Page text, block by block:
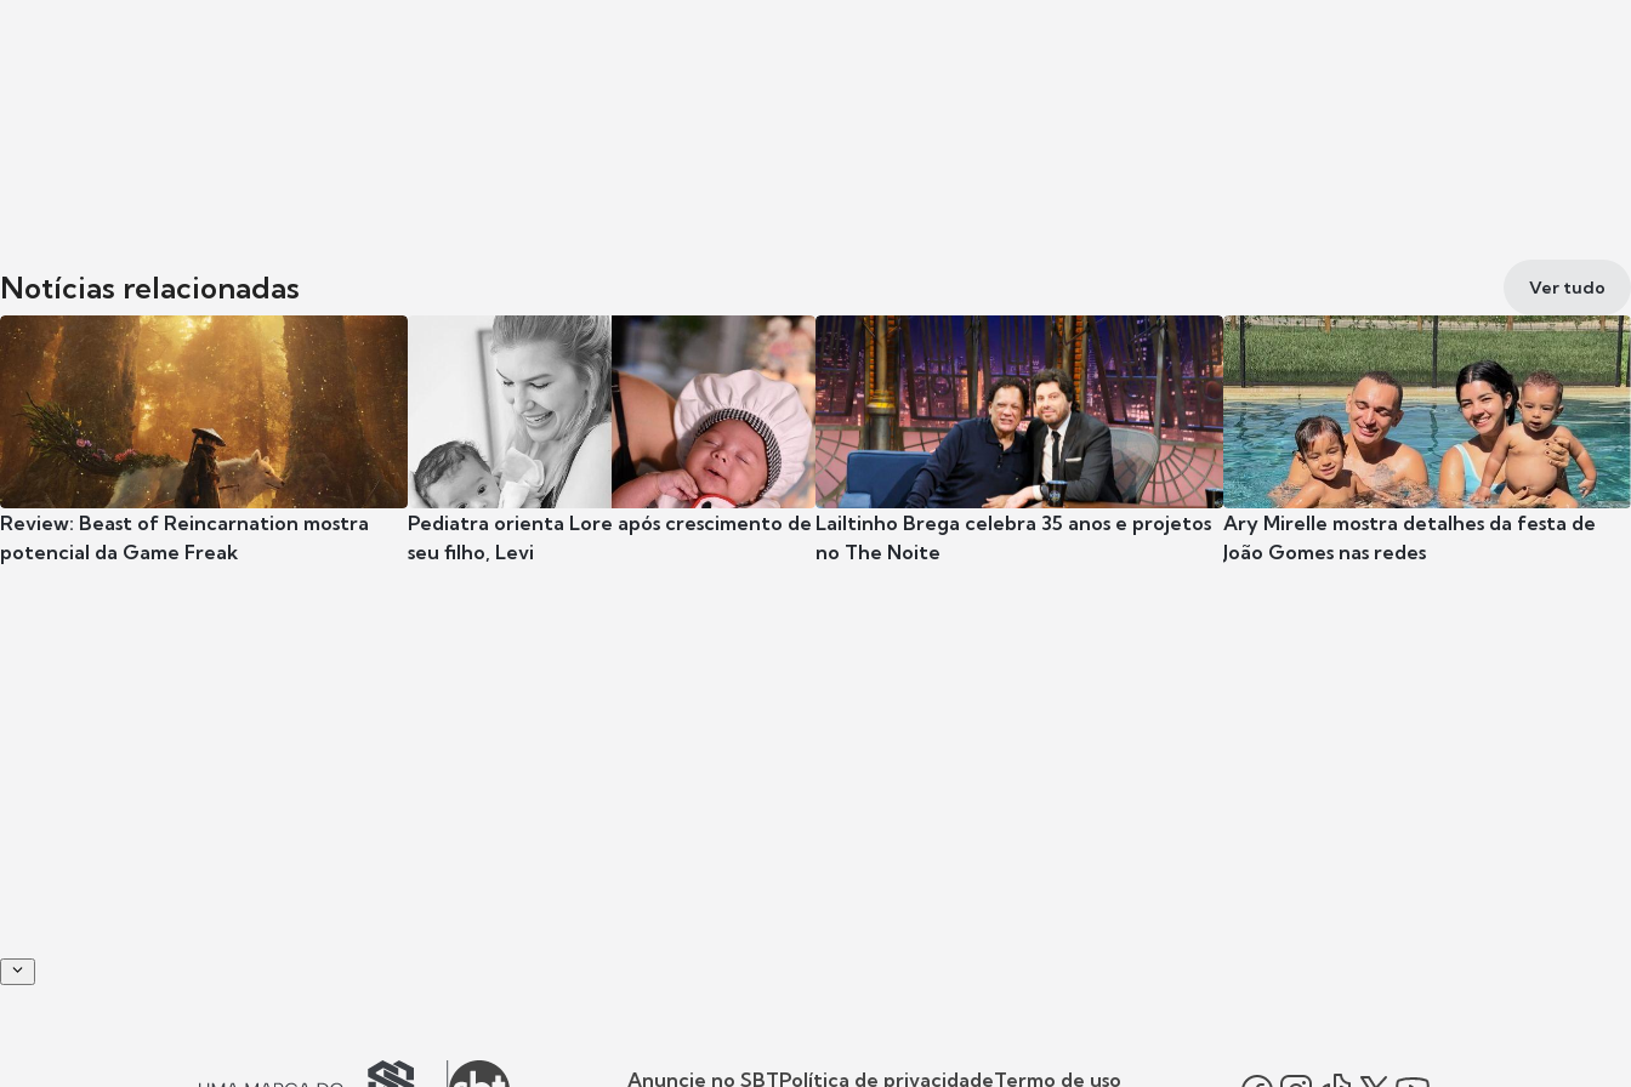
Notícias relacionadas Ver tudo
Review: Beast of Reincarnation mostra
potencial da Game Freak
Pediatra orienta Lore após crescimento de
seu filho, Levi
Lailtinho Brega celebra 35 anos e projetos
no The Noite
Ary Mirelle mostra detalhes da festa de
João Gomes nas redes
Anuncie no SBTPolítica de privacidadeTermo de uso